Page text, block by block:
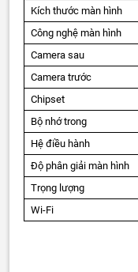
Kích thước màn hình
Công nghệ màn hình
Camera sau
Camera trước
Chipset
Bộ nhớ trong
Hệ điều hành
Độ phân giải màn hình
Trọng lượng
Wi-Fi